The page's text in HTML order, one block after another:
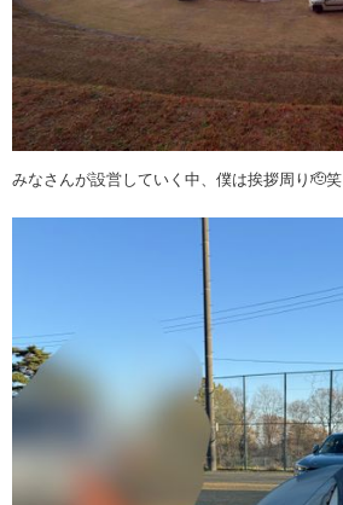
みなさんが設営していく中、僕は挨拶周り🫡笑